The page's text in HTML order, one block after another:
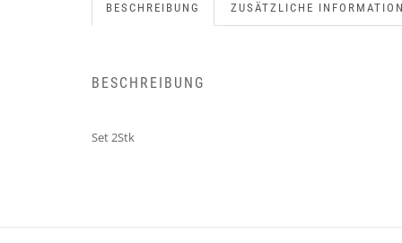
BESCHREIBUNG ZUSÄTZLICHE
BESCHREIBUNG
Set 2Stk